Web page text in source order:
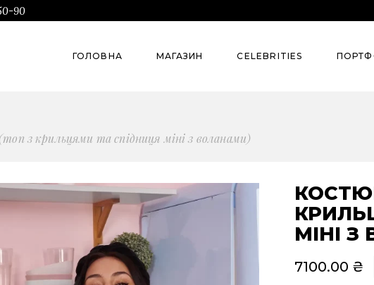
90
ГОЛОВНА МАГАЗИН
Pre-Spring’26
Denim
СELEBRITIES
Summer`26
Сlassic
Для бізнесу
Всі товари
Костюми
з крильцями та спідниця міні з воланами)
МІНІ
7100.00 ₴